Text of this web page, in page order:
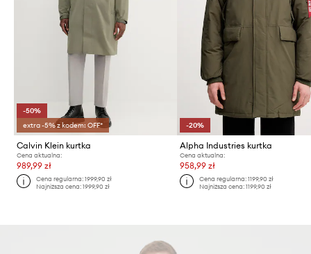
-50%
extra -5% z kodem: OFF*
Calvin Klein kurtka
Cena aktualna:
989,99 zł
Cena regularna:1999,90 zł
Najniższa cena:1999,90 zł
-20%
Alpha Industries kurtka
Cena aktualna:
958,99 zł
Cena regularna: 1199,90 zł
Najniższa cena: 1199,90 zł